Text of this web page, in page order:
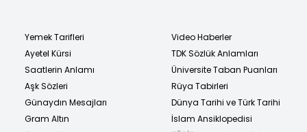
Yemek Tarifleri
Ayetel Kürsi
Saatlerin Anlamı
Aşk Sözleri
Günaydın Mesajları
Gram Altın
Video Haberler
TDK Sözlük Anlamları
Üniversite Taban Puanları
Rüya Tabirleri
Dünya Tarihi ve Türk Tarihi
İslam Ansiklopedisi